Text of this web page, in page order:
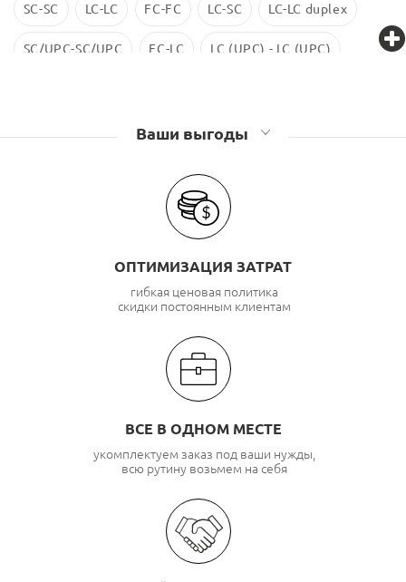
SC-SC LC-LC FC-FC LC-SC LC-LC duplex
SC/UPC-SC/UPC FC-LC LC (UPC) - LC (UPC)
Ваши выгоды
ОПТИМИЗАЦИЯ ЗАТРАТ
гибкая ценовая политика
скидки постоянным клиентам
ВСЕ В ОДНОМ МЕСТЕ
укомплектуем заказ под ваши нужды,
всю рутину возьмем на себя